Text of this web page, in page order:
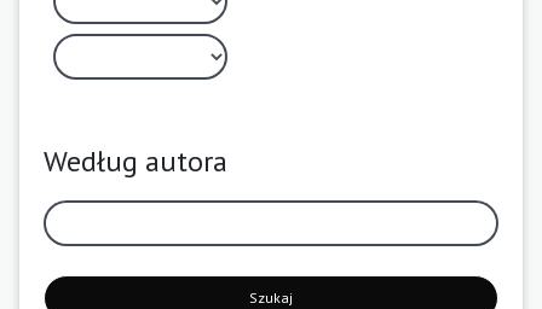
Według autora
Szukaj